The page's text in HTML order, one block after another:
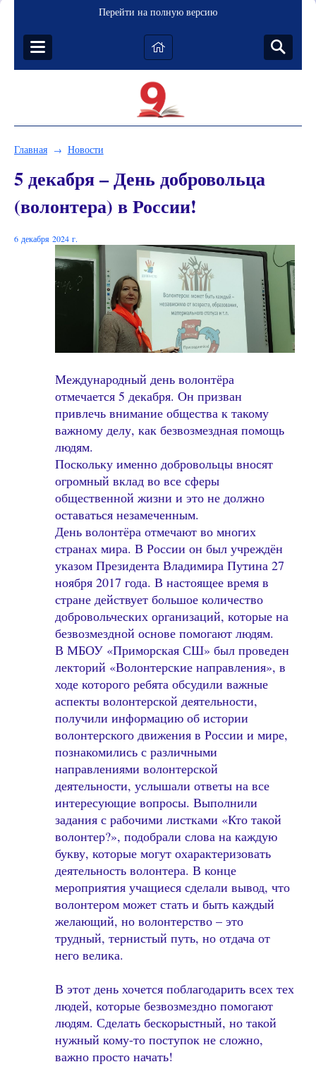
Перейти на полную версию
Главная → Новости
5 декабря – День добровольца
(волонтера) в России!
6 декабря 2024 г.
Международный день волонтёра
отмечается 5 декабря. Он призван
привлечь внимание общества к такому
важному делу, как безвозмездная помощь
людям.
Поскольку именно добровольцы вносят
огромный вклад во все сферы
общественной жизни и это не должно
оставаться незамеченным.
День волонтёра отмечают во многих
странах мира. В России он был учреждён
указом Президента Владимира Путина 27
ноября 2017 года. В настоящее время в
стране действует большое количество
добровольческих организаций, которые на
безвозмездной основе помогают людям.
В МБОУ «Приморская СШ» был проведен
лекторий «Волонтерские направления», в
ходе которого ребята обсудили важные
аспекты волонтерской деятельности,
получили информацию об истории
волонтерского движения в России и мире,
познакомились с различными
направлениями волонтерской
деятельности, услышали ответы на все
интересующие вопросы. Выполнили
задания с рабочими листками «Кто такой
волонтер?», подобрали слова на каждую
букву, которые могут охарактеризовать
деятельность волонтера. В конце
мероприятия учащиеся сделали вывод, что
волонтером может стать и быть каждый
желающий, но волонтерство – это
трудный, тернистый путь, но отдача от
него велика.
В этот день хочется поблагодарить всех тех
людей, которые безвозмездно помогают
людям. Сделать бескорыстный, но такой
нужный кому-то поступок не сложно,
важно просто начать!